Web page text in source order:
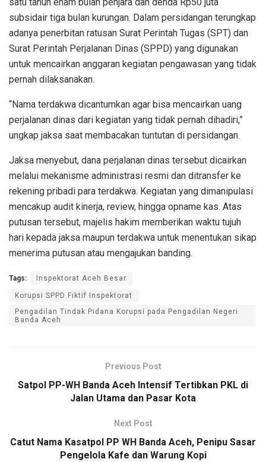
subsidair tiga bulan kurungan. Dalam persidangan terungkap
adanya penerbitan ratusan Surat Perintah Tugas (SPT) dan
Surat Perintah Perjalanan Dinas (SPPD) yang digunakan
untuk mencairkan anggaran kegiatan pengawasan yang tidak
pernah dilaksanakan.
“Nama terdakwa dicantumkan agar bisa mencairkan uang
perjalanan dinas dari kegiatan yang tidak pernah dihadiri,”
ungkap jaksa saat membacakan tuntutan di persidangan.
Jaksa menyebut, dana perjalanan dinas tersebut dicairkan
melalui mekanisme administrasi resmi dan ditransfer ke
rekening pribadi para terdakwa. Kegiatan yang dimanipulasi
mencakup audit kinerja, review, hingga opname kas. Atas
putusan tersebut, majelis hakim memberikan waktu tujuh
hari kepada jaksa maupun terdakwa untuk menentukan sikap
menerima putusan atau mengajukan banding.
Tags: Inspektorat Aceh Besar
Korupsi SPPD Fiktif Inspektorat
Pengadilan Tindak Pidana Korupsi pada Pengadilan Negeri
Banda Aceh
Previous Post
Satpol PP-WH Banda Aceh Intensif Tertibkan PKL di
Jalan Utama dan Pasar Kota
Next Post
Catut Nama Kasatpol PP WH Banda Aceh, Penipu Sasar
Pengelola Kafe dan Warung Kopi